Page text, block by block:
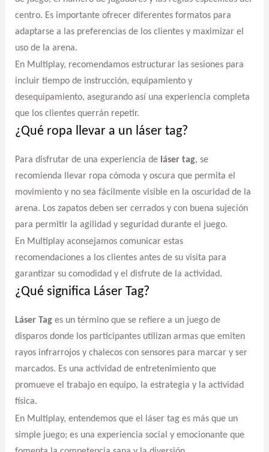
centro. Es importante ofrecer diferentes formatos para
adaptarse a las preferencias de los clientes y maximizar el
uso de la arena.
En Multiplay, recomendamos estructurar las sesiones para
incluir tiempo de instrucción, equipamiento y
desequipamiento, asegurando así una experiencia completa
que los clientes querrán repetir.
¿Qué ropa llevar a un láser tag?
Para disfrutar de una experiencia de láser tag, se
recomienda llevar ropa cómoda y oscura que permita el
movimiento y no sea fácilmente visible en la oscuridad de la
arena. Los zapatos deben ser cerrados y con buena sujeción
para permitir la agilidad y seguridad durante el juego.
En Multiplay aconsejamos comunicar estas
recomendaciones a los clientes antes de su visita para
garantizar su comodidad y el disfrute de la actividad.
¿Qué significa Láser Tag?
Láser Tages un término que se refiere a un juego de
disparos donde los participantes utilizan armas que emiten
rayos infrarrojos y chalecos con sensores para marcar y ser
marcados. Es una actividad de entretenimiento que
promueve el trabajo en equipo, la estrategia y la actividad
física.
En Multiplay, entendemos que el láser tag es más que un
simple juego; es una experiencia social y emocionante que